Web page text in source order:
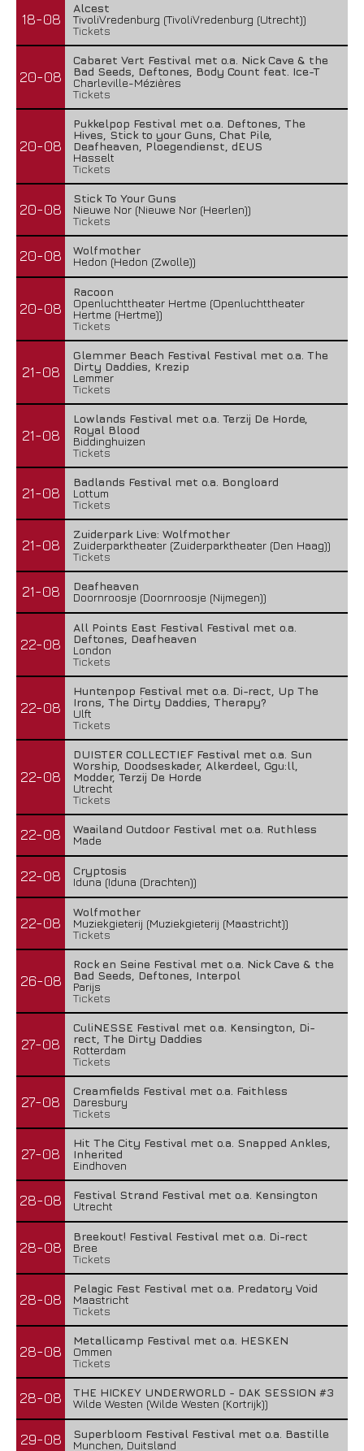
18-08
Alcest
TivoliVredenburg (TivoliVredenburg (Utrecht))
Tickets
20-08
Cabaret Vert Festival met o.a. Nick Cave & the
Bad Seeds, Deftones, Body Count feat. Ice-T
Charleville-Mézières
Tickets
20-08
Pukkelpop Festival met o.a. Deftones, The
Hives, Stick to your Guns, Chat Pile,
Deafheaven, Ploegendienst, dEUS
Hasselt
Tickets
20-08
Stick To Your Guns
Nieuwe Nor (Nieuwe Nor (Heerlen))
Tickets
20-08
Wolfmother
Hedon (Hedon (Zwolle))
20-08
Racoon
Openluchttheater Hertme (Openluchttheater
Hertme (Hertme))
Tickets
21-08
Glemmer Beach Festival Festival met o.a. The
Dirty Daddies, Krezip
Lemmer
Tickets
21-08
Lowlands Festival met o.a. Terzij De Horde,
Royal Blood
Biddinghuizen
Tickets
21-08
Badlands Festival met o.a. Bongloard
Lottum
Tickets
21-08
Zuiderpark Live: Wolfmother
Zuiderparktheater (Zuiderparktheater (Den Haag))
Tickets
21-08
Deafheaven
Doornroosje (Doornroosje (Nijmegen))
22-08
All Points East Festival Festival met o.a.
Deftones, Deafheaven
London
Tickets
22-08
Huntenpop Festival met o.a. Di-rect, Up The
Irons, The Dirty Daddies, Therapy?
Ulft
Tickets
22-08
DUISTER COLLECTIEF Festival met o.a. Sun
Worship, Doodseskader, Alkerdeel, Ggu:ll,
Modder, Terzij De Horde
Utrecht
Tickets
22-08
Waailand Outdoor Festival met o.a. Ruthless
Made
22-08
Cryptosis
Iduna (Iduna (Drachten))
22-08
Wolfmother
Muziekgieterij (Muziekgieterij (Maastricht))
Tickets
26-08
Rock en Seine Festival met o.a. Nick Cave & the
Bad Seeds, Deftones, Interpol
Parijs
Tickets
27-08
CuliNESSE Festival met o.a. Kensington, Di-
rect, The Dirty Daddies
Rotterdam
Tickets
27-08
Creamfields Festival met o.a. Faithless
Daresbury
Tickets
27-08
Hit The City Festival met o.a. Snapped Ankles,
Inherited
Eindhoven
28-08
Festival Strand Festival met o.a. Kensington
Utrecht
28-08
Breekout! Festival Festival met o.a. Di-rect
Bree
Tickets
28-08
Pelagic Fest Festival met o.a. Predatory Void
Maastricht
Tickets
28-08
Metallicamp Festival met o.a. HESKEN
Ommen
Tickets
28-08
THE HICKEY UNDERWORLD - DAK SESSION #3
Wilde Westen (Wilde Westen (Kortrijk))
29-08
Superbloom Festival Festival met o.a. Bastille
Munchen, Duitsland